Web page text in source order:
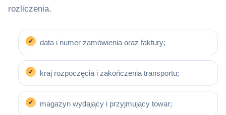
rozliczenia.
data i numer zamówienia oraz faktury;
kraj rozpoczęcia i zakończenia transportu;
magazyn wydający i przyjmujący towar;